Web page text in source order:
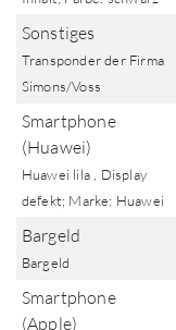
Sonstiges
Transponder der Firma
Simons/Voss
Smartphone
(Huawei)
Huawei lila , Display
defekt; Marke: Huawei
Bargeld
Bargeld
Smartphone
(Apple)